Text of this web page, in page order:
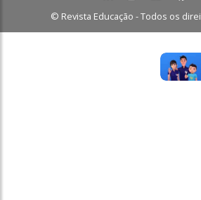
© Revista Educação - Todos os